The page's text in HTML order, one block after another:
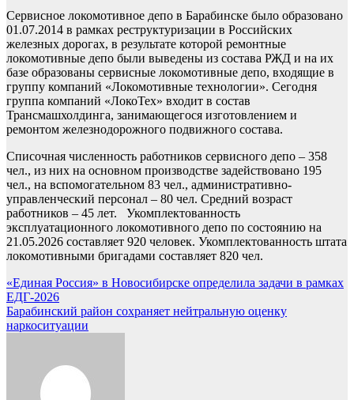
Сервисное локомотивное депо в Барабинске было образовано
01.07.2014 в рамках реструктуризации в Российских
железных дорогах, в результате которой ремонтные
локомотивные депо были выведены из состава РЖД и на их
базе образованы сервисные локомотивные депо, входящие в
группу компаний «Локомотивные технологии». Сегодня
группа компаний «ЛокоТех» входит в состав
Трансмашхолдинга, занимающегося изготовлением и
ремонтом железнодорожного подвижного состава.
Списочная численность работников сервисного депо – 358
чел., из них на основном производстве задействовано 195
чел., на вспомогательном 83 чел., административно-
управленческий персонал – 80 чел. Средний возраст
работников – 45 лет. Укомплектованность
эксплуатационного локомотивного депо по состоянию на
21.05.2026 составляет 920 человек. Укомплектованность штата
локомотивными бригадами составляет 820 чел.
Навигация
по
записям
«Единая Россия» в Новосибирске определила задачи в рамках
ЕДГ-2026
Барабинский район сохраняет нейтральную оценку
наркоситуации